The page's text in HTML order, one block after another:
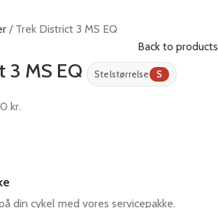
Trek District 3 MS EQ
Back to products
3 MS EQ Stelstørrelse S
kr.
din cykel med vores servicepakke.